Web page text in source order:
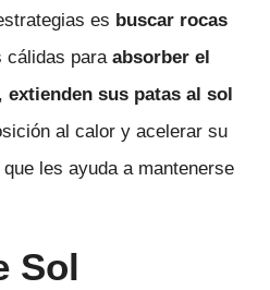
es buscar rocas
cálidas para absorber el
extienden sus patas al sol
al calor y acelerar su
les ayuda a mantenerse
Sol